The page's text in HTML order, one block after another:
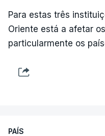
Para estas três
Oriente está a afetar
particularmente os
PAÍS